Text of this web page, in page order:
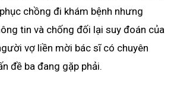
chồng đi khám bệnh nhưng
tin và chống đối lại suy đoán của
vợ liền mời bác sĩ có chuyên
đề ba đang gặp phải.